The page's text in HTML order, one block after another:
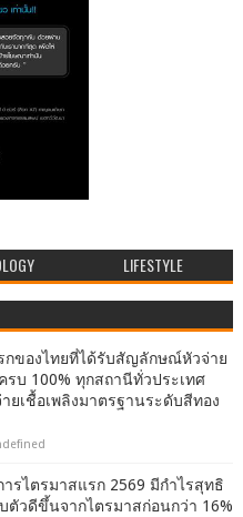
LIFESTYLE
กของไทยที่ได้รับสัญลักษณ์หัวจ่าย
รบ 100% ทุกสถานีทั่วประเทศ
ยเชื้อเพลิงมาตรฐานระดับสีทอง
ารไตรมาสแรก 2569 มีกำไรสุทธิ
ตัวดีขึ้นจากไตรมาสก่อนกว่า 16%